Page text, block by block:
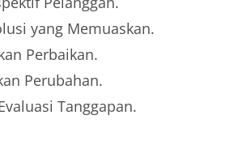
yang Memuaskan.
Perbaikan.
Perubahan.
Tanggapan.